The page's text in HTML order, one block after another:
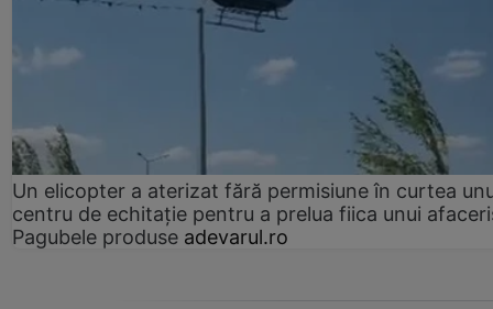
Un elicopter a aterizat fără permisiune în curtea
centru de echitație pentru a prelua fiica unui
Pagubele produse adevarul.ro